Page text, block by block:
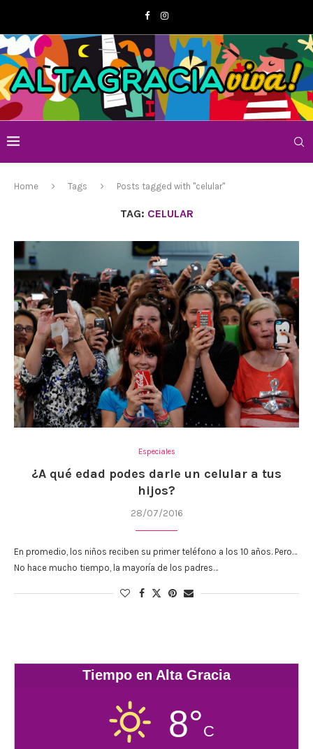
Home Tags Posts tagged with "celular"
TAG: CELULAR
Especiales
¿A qué edad podes darle un celular a tus
hijos?
28/07/2016
En promedio, los niños reciben su primer teléfono a los 10 años. Pero…
No hace mucho tiempo, la mayoría de los padres…
Tiempo en Alta Gracia
8°C